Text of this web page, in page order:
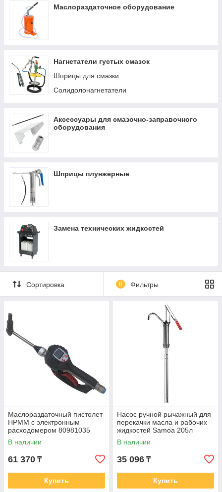
Маслораздаточное оборудование
Нагнетатели густых смазок
Шприцы для смазки
Солидолонагнетатели
Аксессуары для смазочно-заправочного
оборудования
Шприцы плунжерные
Замена технических жидкостей
Сортировка 0 Фильтры
Маслораздаточный пистолет
HPMM с электронным
расходомером 80981035
В наличии
61 370 ₸
Купить
Насос ручной рычажный для
перекачки масла и рабочих
жидкостей Samoa 205л
304509
В наличии
35 096 ₸
Купить